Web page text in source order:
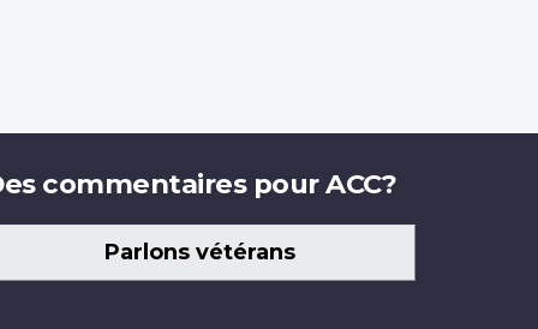
commentaires pour ACC?
Parlons vétérans